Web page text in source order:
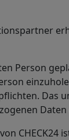
Person
Das
Daten
CHECK24